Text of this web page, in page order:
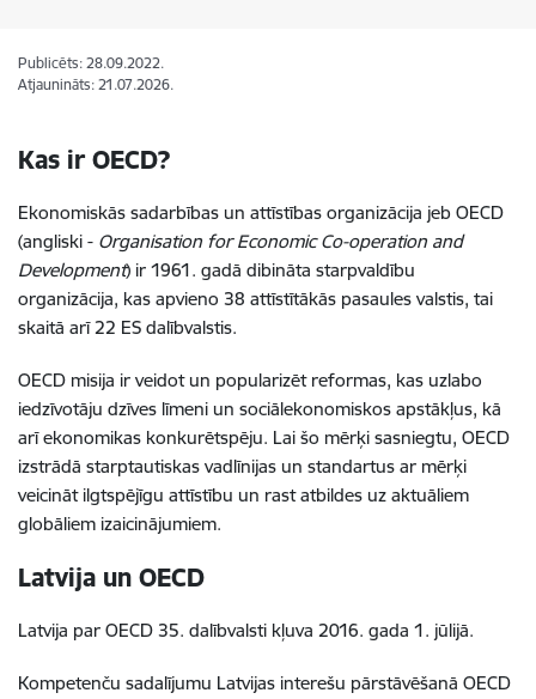
Publicēts: 28.09.2022.
Atjaunināts: 21.07.2026.
Kas ir OECD?
Ekonomiskās sadarbības un attīstības organizācija jeb OECD
(angliski - Organisation for Economic Co-operation and
Development) ir 1961. gadā dibināta starpvaldību
organizācija, kas apvieno 38 attīstītākās pasaules valstis, tai
skaitā arī 22 ES dalībvalstis.
OECD misija ir veidot un popularizēt reformas, kas uzlabo
iedzīvotāju dzīves līmeni un sociālekonomiskos apstākļus, kā
arī ekonomikas konkurētspēju. Lai šo mērķi sasniegtu, OECD
izstrādā starptautiskas vadlīnijas un standartus ar mērķi
veicināt ilgtspējīgu attīstību un rast atbildes uz aktuāliem
globāliem izaicinājumiem.
Latvija un OECD
Latvija par OECD 35. dalībvalsti kļuva 2016. gada 1. jūlijā.
Kompetenču sadalījumu Latvijas interešu pārstāvēšanā OECD